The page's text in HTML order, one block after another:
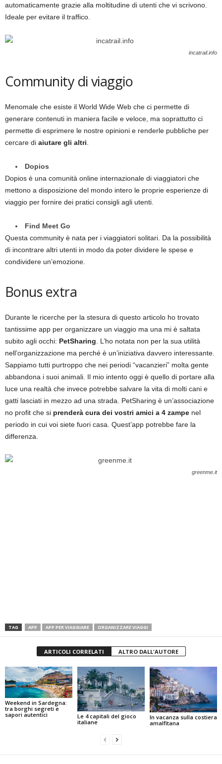
automaticamente grazie alla moltitudine di utenti che vi scrivono.
Ideale per evitare il traffico.
incatrail.info
Community di viaggio
Menomale che esiste il World Wide Web che ci permette di
generare contenuti in maniera facile e veloce, ma soprattutto ci
permette di esprimere le nostre opinioni e renderle pubbliche per
cercare di aiutare gli altri
Dopios
Dopios è una comunità online internazionale di viaggiatori che
mettono a disposizione del mondo intero le proprie esperienze di
viaggio per fornire dei pratici consigli agli utenti.
Find Meet Go
Questa community è nata per i viaggiatori solitari. Da la possibilità
di incontrare altri utenti in modo da poter dividere le spese e
condividere un’emozione.
Bonus extra
Durante le ricerche per la stesura di questo articolo ho trovato
tantissime app per organizzare un viaggio ma una mi è saltata
subito agli occhi: PetSharing . L’ho notata non per la sua utilità
nell’organizzazione ma perché è un’iniziativa davvero interessante.
Sappiamo tutti purtroppo che nei periodi “vacanzieri” molta gente
abbandona i suoi animali. Il mio intento oggi è quello di portare alla
luce una realtà che invece potrebbe salvare la vita di molti cani e
gatti lasciati in mezzo ad una strada. PetSharing è un’associazione
no profit che si prenderà cura dei vostri amici a 4 zampe nel
periodo in cui voi siete fuori casa. Quest’app potrebbe fare la
differenza.
greenme.it
TAG APP APP PER VIAGGIARE ORGANIZZARE VIAGGI
ARTICOLI CORRELATI ALTRO DALL'AUTORE
Weekend in Sardegna:
tra borghi segreti e
sapori autentici
Le 4 capitali del gioco
italiane
In vacanza sulla costiera
amalfitana